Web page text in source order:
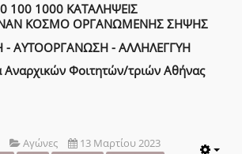
100 1000 ΚΑΤΑΛΗΨΕΙΣ
ΚΟΣΜΟ ΟΡΓΑΝΩΜΕΝΗΣ ΣΗΨΗΣ
- ΑΥΤΟΟΡΓΑΝΩΣΗ - ΑΛΛΗΛΕΓΓΥΗ
Φοιτητών/τριών Αθήνας
Αγώνες 13 Μαρτίου 2023